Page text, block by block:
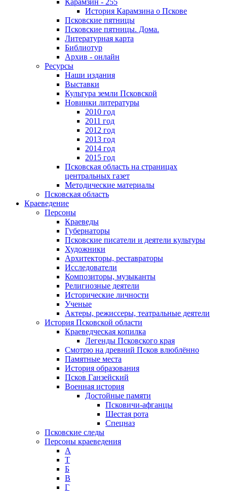
Карамзин - 255
История Карамзина о Пскове
Псковские пятницы
Псковские пятницы. Дома.
Литературная карта
Библиотур
Архив - онлайн
Ресурсы
Наши издания
Выставки
Культура земли Псковской
Новинки литературы
2010 год
2011 год
2012 год
2013 год
2014 год
2015 год
Псковская область на страницах
центральных газет
Методические материалы
Псковская область
Краеведение
Персоны
Краеведы
Губернаторы
Псковские писатели и деятели культуры
Художники
Архитекторы, реставраторы
Исследователи
Композиторы, музыканты
Религиозные деятели
Исторические личности
Ученые
Актеры, режиссеры, театральные деятели
История Псковской области
Краеведческая копилка
Легенды Псковского края
Смотрю на древний Псков влюблённо
Памятные места
История образования
Псков Ганзейский
Военная история
Достойные памяти
Псковичи-афганцы
Шестая рота
Спецназ
Псковские следы
Персоны краеведения
А
T
Б
В
Г